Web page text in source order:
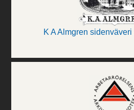
K A Almgren